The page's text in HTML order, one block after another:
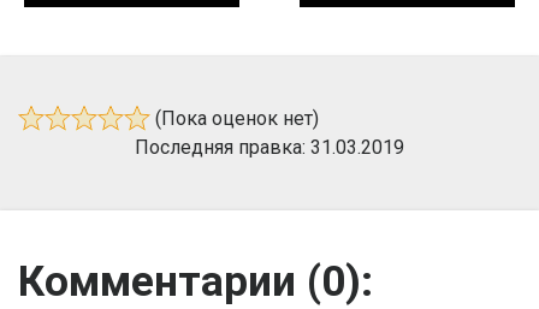
(Пока оценок нет)
Последняя правка: 31.03.2019
Комментарии (0):